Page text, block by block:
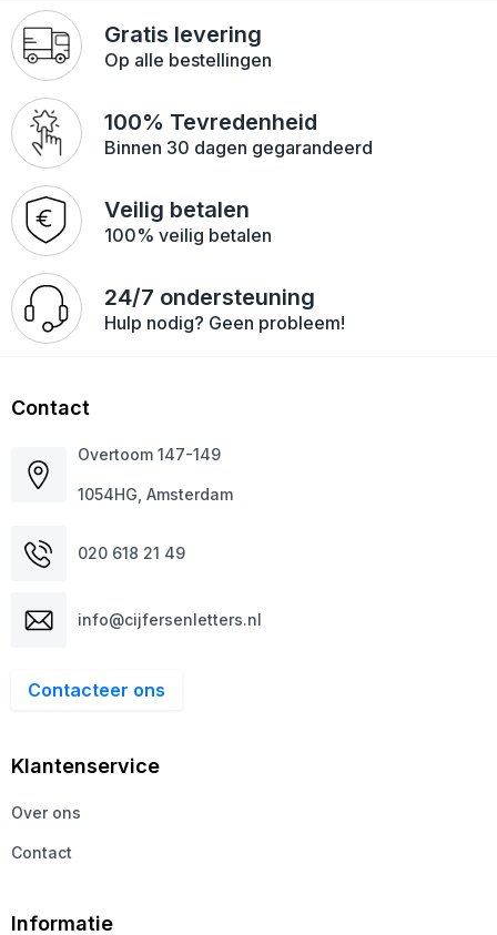
Gratis levering
Op alle bestellingen
100% Tevredenheid
Binnen 30 dagen gegarandeerd
Veilig betalen
100% veilig betalen
24/7 ondersteuning
Hulp nodig? Geen probleem!
Contact
Overtoom 147-149
1054HG, Amsterdam
020 618 21 49
info@cijfersenletters.nl
Contacteer ons
Klantenservice
Over ons
Contact
Informatie